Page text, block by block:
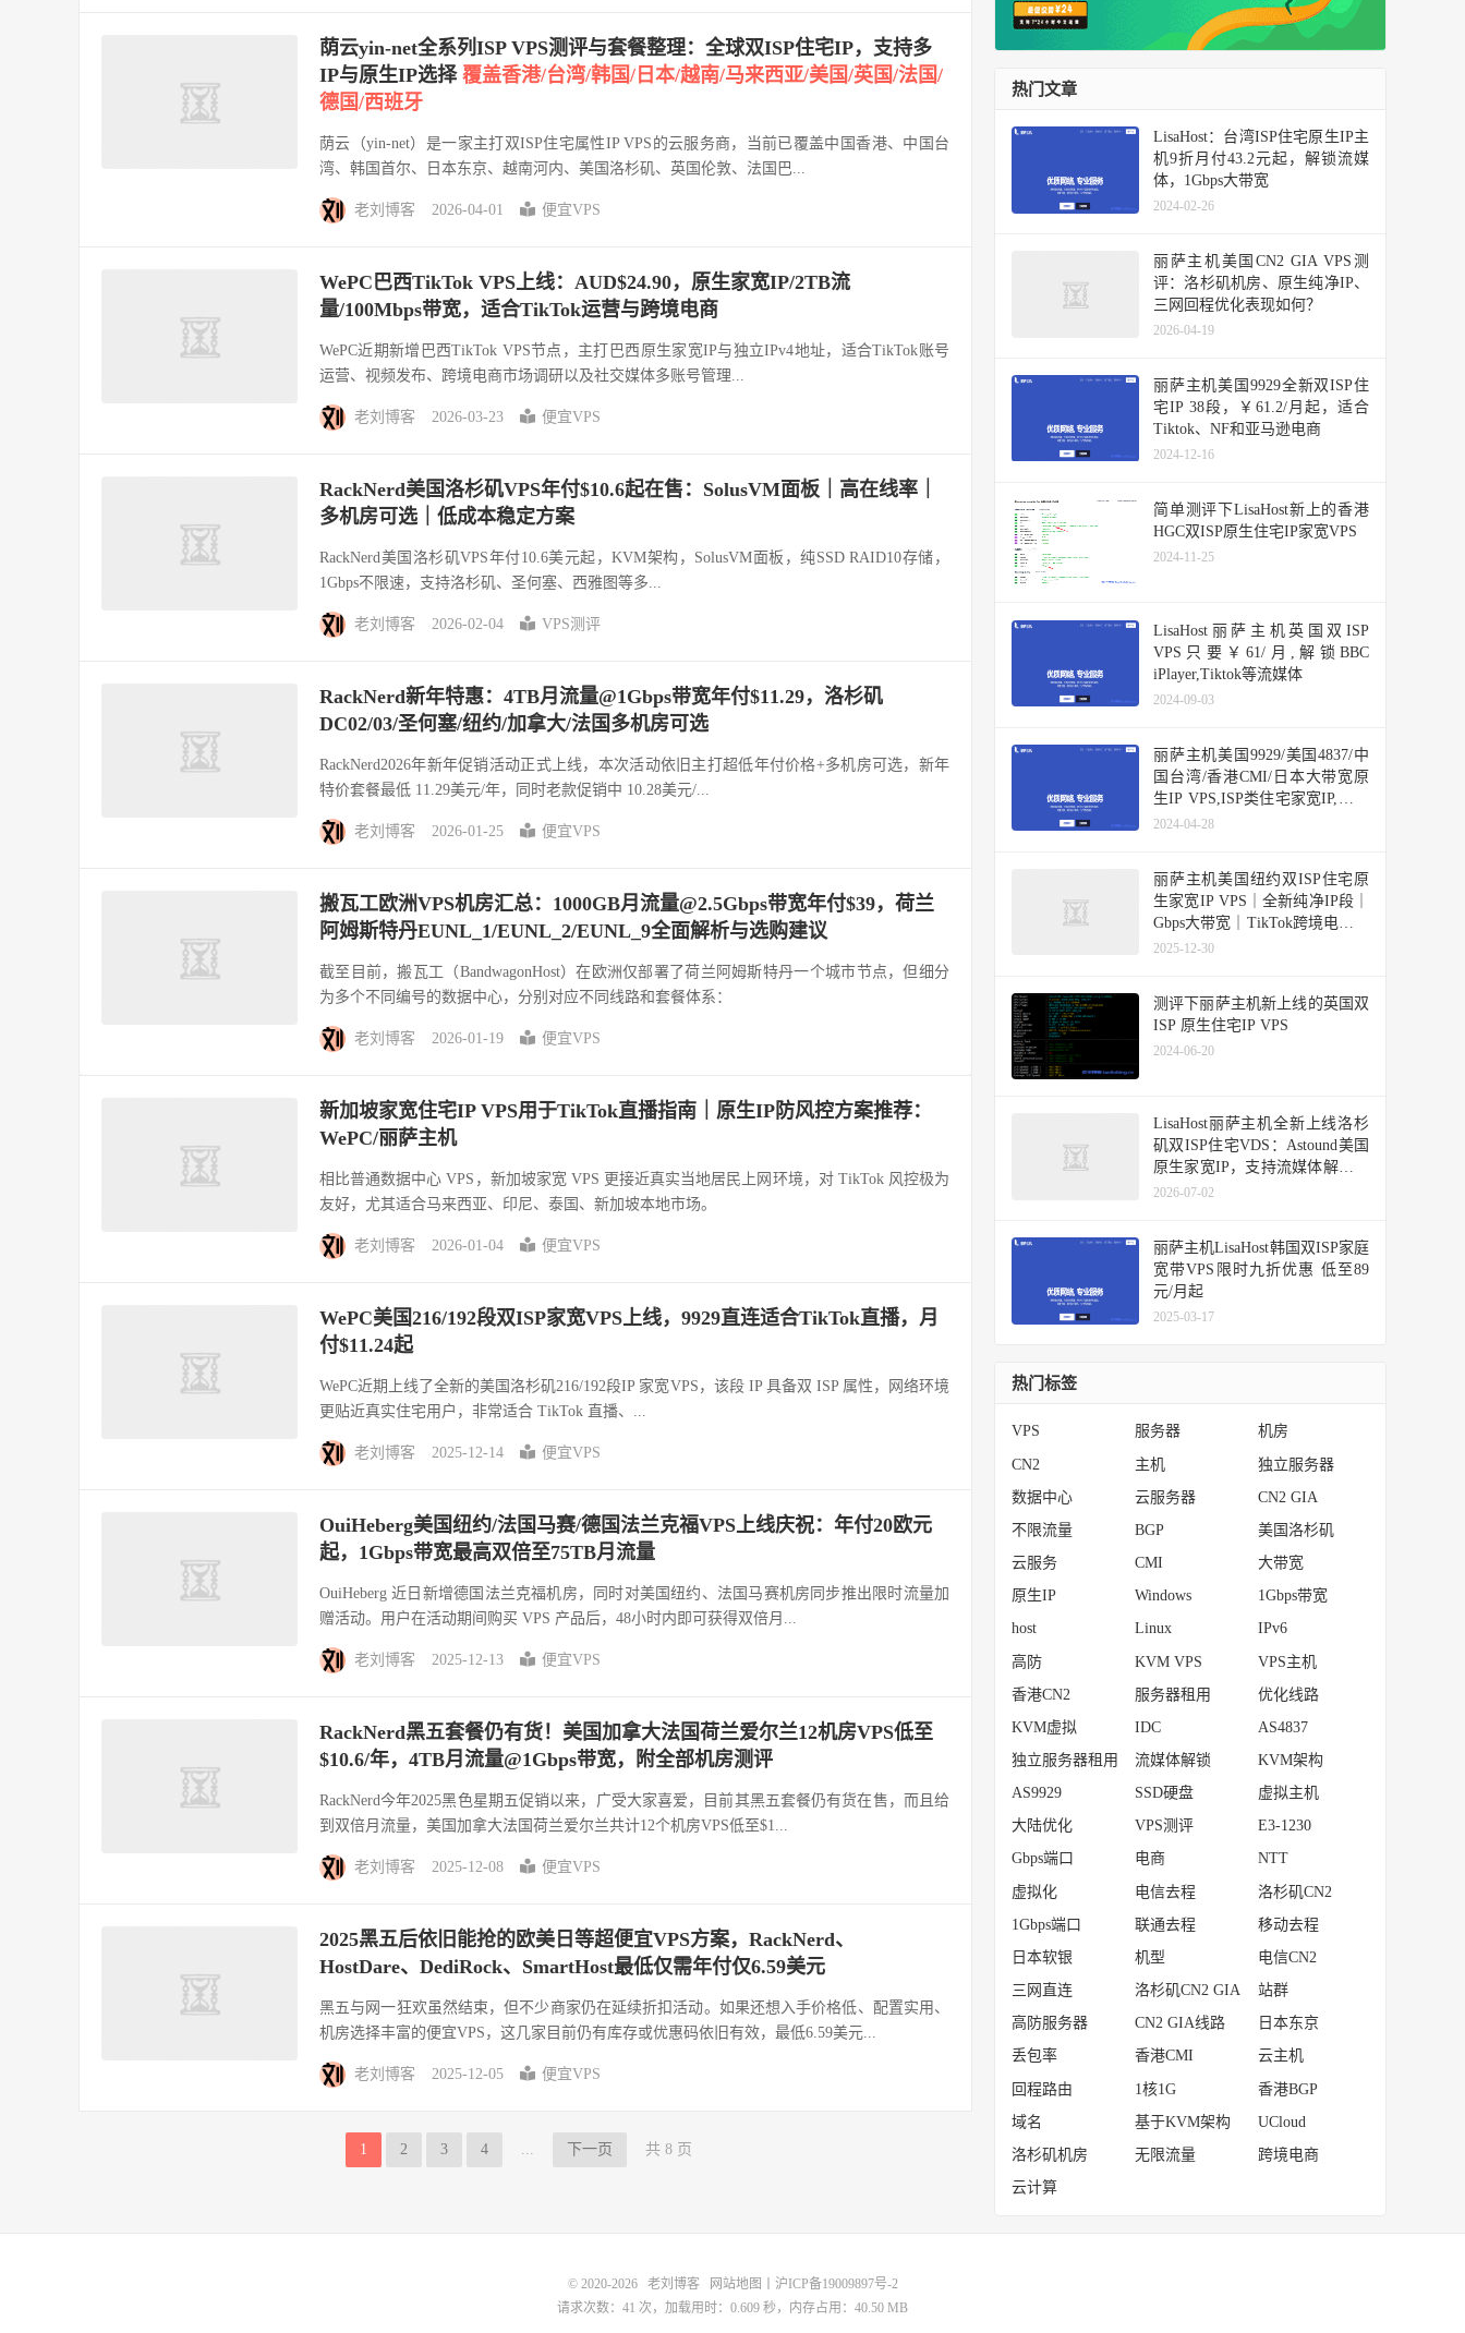
荫云yin-net全系列ISP VPS测评与套餐整理：全球双ISP住宅IP，支持多
IP与原生IP选择 覆盖香港/台湾/韩国/日本/越南/马来西亚/美国/英国/法国/
德国/西班牙
荫云（yin-net）是一家主打双ISP住宅属性IP VPS的云服务商，当前已覆盖中国香港、中国台
湾、韩国首尔、日本东京、越南河内、美国洛杉矶、英国伦敦、法国巴...
老刘博客 2026-04-01 便宜VPS
WePC巴西TikTok VPS上线：AUD$24.90，原生家宽IP/2TB流
量/100Mbps带宽，适合TikTok运营与跨境电商
WePC近期新增巴西TikTok VPS节点，主打巴西原生家宽IP与独立IPv4地址，适合TikTok账号
运营、视频发布、跨境电商市场调研以及社交媒体多账号管理...
老刘博客 2026-03-23 便宜VPS
RackNerd美国洛杉矶VPS年付$10.6起在售：SolusVM面板｜高在线率｜
多机房可选｜低成本稳定方案
RackNerd美国洛杉矶VPS年付10.6美元起，KVM架构，SolusVM面板，纯SSD RAID10存储，
1Gbps不限速，支持洛杉矶、圣何塞、西雅图等多...
老刘博客 2026-02-04 VPS测评
RackNerd新年特惠：4TB月流量@1Gbps带宽年付$11.29，洛杉矶
DC02/03/圣何塞/纽约/加拿大/法国多机房可选
RackNerd2026年新年促销活动正式上线，本次活动依旧主打超低年付价格+多机房可选，新年
特价套餐最低 11.29美元/年，同时老款促销中 10.28美元/...
老刘博客 2026-01-25 便宜VPS
搬瓦工欧洲VPS机房汇总：1000GB月流量@2.5Gbps带宽年付$39，荷兰
阿姆斯特丹EUNL_1/EUNL_2/EUNL_9全面解析与选购建议
截至目前，搬瓦工（BandwagonHost）在欧洲仅部署了荷兰阿姆斯特丹一个城市节点，但细分
为多个不同编号的数据中心，分别对应不同线路和套餐体系：
老刘博客 2026-01-19 便宜VPS
新加坡家宽住宅IP VPS用于TikTok直播指南｜原生IP防风控方案推荐：
WePC/丽萨主机
相比普通数据中心 VPS，新加坡家宽 VPS 更接近真实当地居民上网环境，对 TikTok 风控极为
友好，尤其适合马来西亚、印尼、泰国、新加坡本地市场。
老刘博客 2026-01-04 便宜VPS
WePC美国216/192段双ISP家宽VPS上线，9929直连适合TikTok直播，月
付$11.24起
WePC近期上线了全新的美国洛杉矶216/192段IP 家宽VPS，该段 IP 具备双 ISP 属性，网络环境
更贴近真实住宅用户，非常适合 TikTok 直播、...
老刘博客 2025-12-14 便宜VPS
OuiHeberg美国纽约/法国马赛/德国法兰克福VPS上线庆祝：年付20欧元
起，1Gbps带宽最高双倍至75TB月流量
OuiHeberg 近日新增德国法兰克福机房，同时对美国纽约、法国马赛机房同步推出限时流量加
赠活动。用户在活动期间购买 VPS 产品后，48小时内即可获得双倍月...
老刘博客 2025-12-13 便宜VPS
RackNerd黑五套餐仍有货！美国加拿大法国荷兰爱尔兰12机房VPS低至
$10.6/年，4TB月流量@1Gbps带宽，附全部机房测评
RackNerd今年2025黑色星期五促销以来，广受大家喜爱，目前其黑五套餐仍有货在售，而且给
到双倍月流量，美国加拿大法国荷兰爱尔兰共计12个机房VPS低至$1...
老刘博客 2025-12-08 便宜VPS
2025黑五后依旧能抢的欧美日等超便宜VPS方案，RackNerd、
HostDare、DediRock、SmartHost最低仅需年付仅6.59美元
黑五与网一狂欢虽然结束，但不少商家仍在延续折扣活动。如果还想入手价格低、配置实用、
机房选择丰富的便宜VPS，这几家目前仍有库存或优惠码依旧有效，最低6.59美元...
老刘博客 2025-12-05 便宜VPS
1 2 3 4 下一页 共 8 页
热门文章
LisaHost：台湾ISP住宅原生IP主
机9折月付43.2元起，解锁流媒
体，1Gbps大带宽
2024-02-26
丽萨主机美国CN2 GIA VPS测
评：洛杉矶机房、原生纯净IP、
三网回程优化表现如何？
2026-04-19
丽萨主机美国9929全新双ISP住
宅IP 38段，￥61.2/月起，适合
Tiktok、NF和亚马逊电商
2024-12-16
简单测评下LisaHost新上的香港
HGC双ISP原生住宅IP家宽VPS
2024-11-25
LisaHost丽萨主机英国双ISP
VPS只要￥61/月,解锁BBC
iPlayer,Tiktok等流媒体
2024-09-03
丽萨主机美国9929/美国4837/中
国台湾/香港CMI/日本大带宽原
生IP VPS,ISP类住宅家宽IP,原生
IP解锁TikTok数据好
2024-04-28
丽萨主机美国纽约双ISP住宅原
生家宽IP VPS｜全新纯净IP段｜
Gbps大带宽｜TikTok跨境电商首
选
2025-12-30
测评下丽萨主机新上线的英国双
ISP 原生住宅IP VPS
2024-06-20
LisaHost丽萨主机全新上线洛杉
矶双ISP住宅VDS：Astound美国
原生家宽IP，支持流媒体解锁与
跨境应用
2026-07-02
丽萨主机LisaHost韩国双ISP家庭
宽带VPS限时九折优惠 低至89
元/月起
2025-03-17
热门标签
VPS 服务器 机房
CN2 主机 独立服务器
数据中心 云服务器 CN2 GIA
不限流量 BGP 美国洛杉矶
云服务 CMI 大带宽
原生IP Windows 1Gbps带宽
host Linux IPv6
高防 KVM VPS VPS主机
香港CN2 服务器租用 优化线路
KVM虚拟 IDC AS4837
独立服务器租用 流媒体解锁 KVM架构
AS9929 SSD硬盘 虚拟主机
大陆优化 VPS测评 E3-1230
Gbps端口 电商 NTT
虚拟化 电信去程 洛杉矶CN2
1Gbps端口 联通去程 移动去程
日本软银 机型 电信CN2
三网直连 洛杉矶CN2 GIA 站群
高防服务器 CN2 GIA线路 日本东京
丢包率 香港CMI 云主机
回程路由 1核1G 香港BGP
域名 基于KVM架构 UCloud
洛杉矶机房 无限流量 跨境电商
云计算
© 2020-2026 老刘博客 网站地图
沪ICP备19009897号-2
请求次数：41 次，加载用时：0.609 秒，内存占用：40.50 MB